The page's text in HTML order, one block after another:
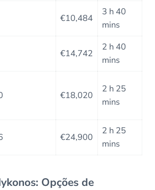
€10,484
3 h 40
mins
€14,742
2 h 40
mins
€18,020
2 h 25
mins
€24,900
2 h 25
mins
Opções de